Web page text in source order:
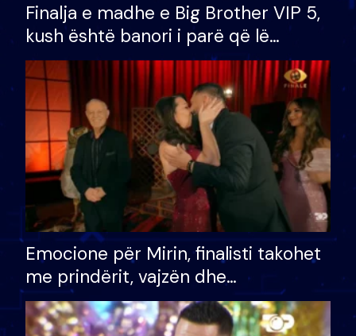
Finalja e madhe e Big Brother VIP 5,
kush është banori i parë që lë
shtëpinë dhe humb mundësinë për
të fituar çmimin e madh
Emocione për Mirin, finalisti takohet
me prindërit, vajzën dhe
bashkëshorten: S’kemi ndonjë letër
divorci apo jo?